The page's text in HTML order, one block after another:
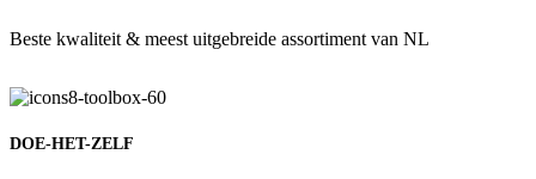
Beste kwaliteit & meest uitgebreide assortiment van NL
DOE-HET-ZELF